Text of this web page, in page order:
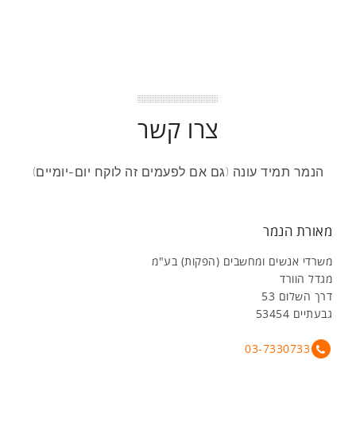
צרו קשר
הנמר תמיד עונה (גם אם לפעמים זה לוקח יום-יומיים)
מאורת הנמר
משרדי אנשים ומחשבים (הפקות) בע"מ
מגדל הוורד
דרך השלום 53
גבעתיים 53454
03-7330733